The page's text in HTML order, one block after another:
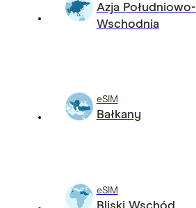
Azja Południowo-
Wschodnia
eSIM
Bałkany
eSIM